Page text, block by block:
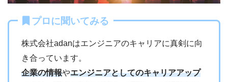
プロに聞いてみる
株式会社adanはエンジニアのキャリアに真剣に向
き合っています。
企業の情報やエンジニアとしてのキャリアアップ